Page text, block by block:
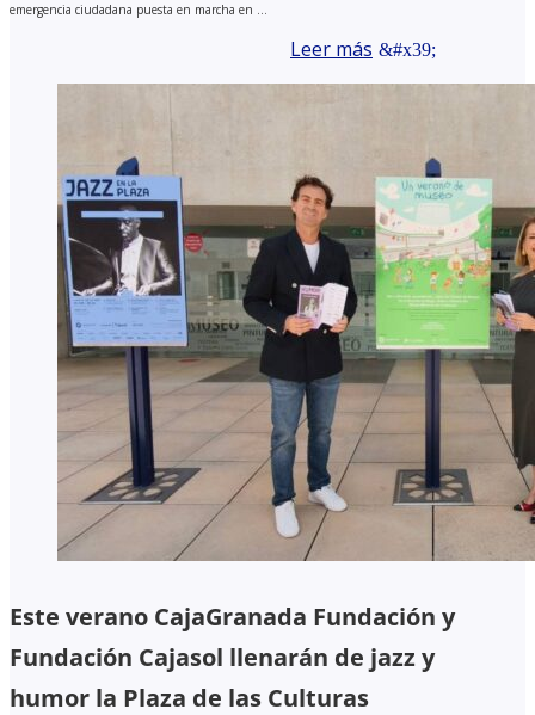
emergencia ciudadana puesta en marcha en ...
Leer más
Este verano CajaGranada Fundación y
Fundación Cajasol llenarán de jazz y
humor la Plaza de las Culturas